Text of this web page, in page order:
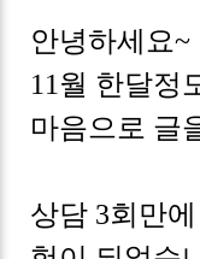
안녕하세요~
11월 한달정
마음으로 글
상담 3회만